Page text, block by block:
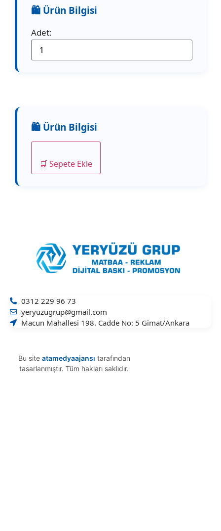
Adet:
🛒 Sepete Ekle
0312 229 96 73
yeryuzugrup@gmail.com
Macun Mahallesi 198. Cadde No: 5 Gimat/Ankara
Bu site atamedyaajansı tarafından
tasarlanmıştır. Tüm hakları saklıdır.